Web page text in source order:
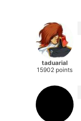
taduarial
15902 points